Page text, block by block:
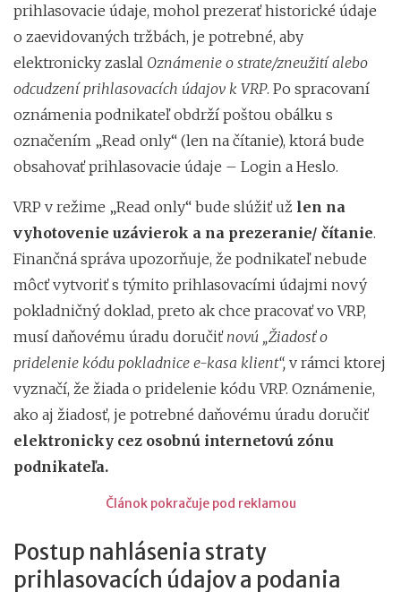
prihlasovacie údaje, mohol prezerať historické údaje
o zaevidovaných tržbách, je potrebné, aby
elektronicky zaslal Oznámenie o strate/zneužití alebo
odcudzení prihlasovacích údajov k VRP. Po spracovaní
oznámenia podnikateľ obdrží poštou obálku s
označením „Read only“ (len na čítanie), ktorá bude
obsahovať prihlasovacie údaje – Login a Heslo.
VRP v režime „Read only“ bude slúžiť už len na
vyhotovenie uzávierok a na prezeranie/ čítanie.
Finančná správa upozorňuje, že podnikateľ nebude
môcť vytvoriť s týmito prihlasovacími údajmi nový
pokladničný doklad, preto ak chce pracovať vo VRP,
musí daňovému úradu doručiť novú „Žiadosť o
pridelenie kódu pokladnice e-kasa klient“, v rámci ktorej
vyznačí, že žiada o pridelenie kódu VRP. Oznámenie,
ako aj žiadosť, je potrebné daňovému úradu doručiť
elektronicky cez osobnú internetovú zónu
podnikateľa.
Článok pokračuje pod reklamou
Postup nahlásenia straty
prihlasovacích údajov a podania